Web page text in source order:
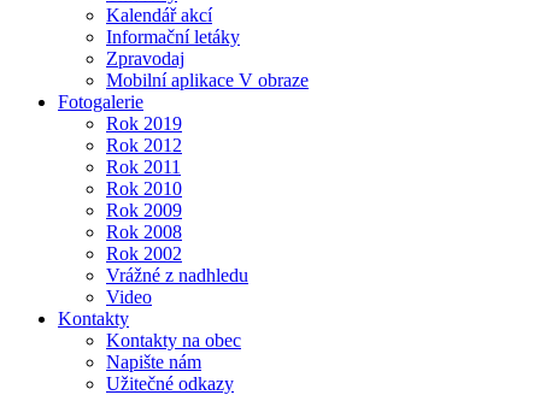
Kalendář akcí
Informační letáky
Zpravodaj
Mobilní aplikace V obraze
Fotogalerie
Rok 2019
Rok 2012
Rok 2011
Rok 2010
Rok 2009
Rok 2008
Rok 2002
Vrážné z nadhledu
Video
Kontakty
Kontakty na obec
Napište nám
Užitečné odkazy